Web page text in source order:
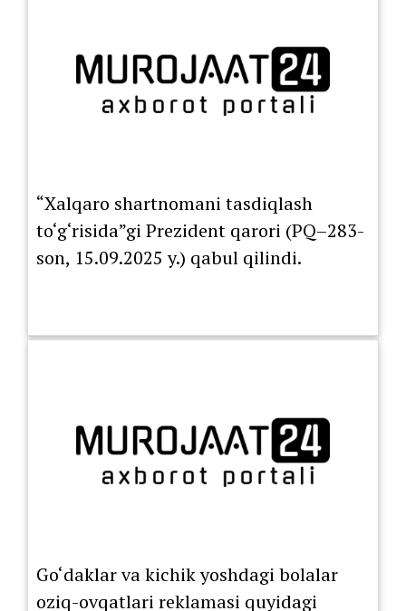
“Xalqaro shartnomani tasdiqlash
to‘g‘risida”gi Prezident qarori (PQ–283-
son, 15.09.2025 y.) qabul qilindi.
Go‘daklar va kichik yoshdagi bolalar
oziq-ovqatlari reklamasi quyidagi